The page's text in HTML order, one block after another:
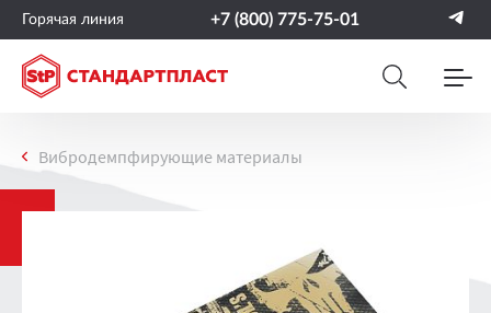
Горячая линия +7 (800) 775-75-01
Вибродемпфирующие материалы